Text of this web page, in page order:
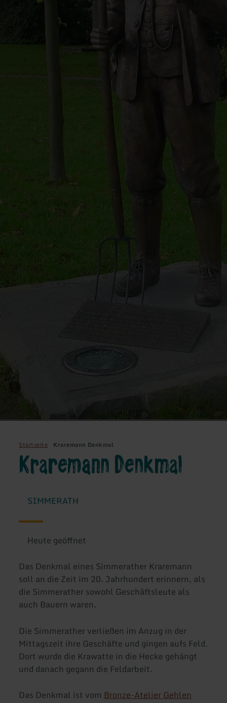
Startseite Kraremann Denkmal
Kraremann Denkmal
SIMMERATH
Heute geöffnet
Das Denkmal eines Simmerather Kraremann
soll an die Zeit im 20. Jahrhundert erinnern, als
die Simmerather sowohl Geschäftsleute als
auch Bauern waren.
Die Simmerather verließen im Anzug in der
Mittagszeit ihre Geschäfte und gingen aufs Feld.
Dort wurde die Krawatte in die Hecke gehängt
und danach gegann die Feldarbeit.
Das Denkmal ist vom Bronze-Atelier Gehlen